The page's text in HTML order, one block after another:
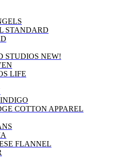
STANDARD
STUDIOS NEW!
LIFE
COTTON APPAREL
FLANNEL